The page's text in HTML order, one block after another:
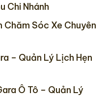
Chi Nhánh
Chăm Sóc Xe Chuyên
– Quản Lý Lịch Hẹn
Ô Tô – Quản Lý